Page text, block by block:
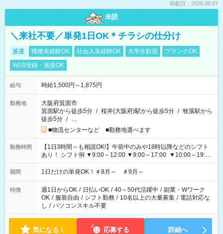
掲載日：2026.08.07
未読
＼来社不要／単発1日OK＊チラシの仕分け
派遣 職種未経験OK 社会人未経験OK 大学生歓迎
ブランクOK
WEB登録・面接OK
給与 時給1,500円～1,875円
勤務地
大阪府箕面市
箕面駅から徒歩5分 / 桜井(大阪府)駅から徒歩5分 / 牧落駅から
徒歩5分 / …
■物流センターなど ■勤務地選べます
勤務時間
【1日3時間～も相談OK!】午前中のみや18時以降などのシフト
あり！ シフト例 ▼9:00～12:00 ▼9:00～17:00 ▼10:00～19:00
▼18:00～21:00
期間 1日だけの単発OK！＃8月～ ＃9月～
特徴 週1日からOK / 日払いOK / 40～50代活躍中 / 副業・Wワーク
OK / 服装自由 / シフト勤務 / 10名以上の大量募集 / 電話対応な
し / パソコンスキル不要
気になる！ 応募する 詳細へ